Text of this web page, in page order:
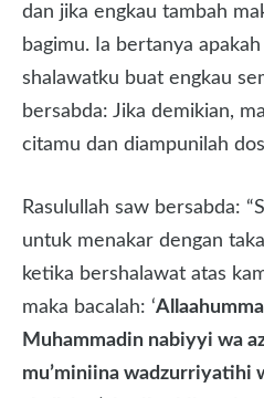
dan jika engkau tambah
bagimu. Ia bertanya
shalawatku buat engkau
bersabda: Jika demikian,
citamu dan diampunilah
Rasulullah saw bersabda:
untuk menakar dengan
ketika bershalawat atas
maka bacalah: ‘Allaahumma
Muhammadin nabiyyi wa
mu’miniina wadzurriyatihi